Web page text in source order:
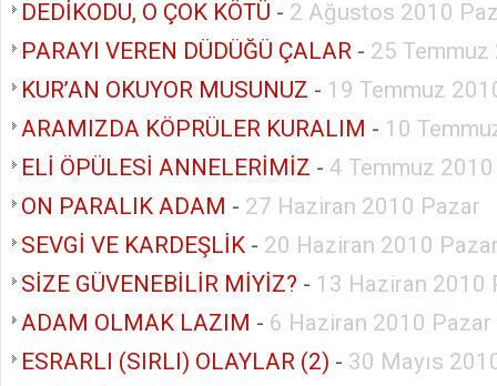
DEDİKODU, O ÇOK KÖTÜ - 2 Ağustos 2010
PARAYI VEREN DÜDÜĞÜ ÇALAR - 25
KUR’AN OKUYOR MUSUNUZ - 19 Temmuz
ARAMIZDA KÖPRÜLER KURALIM - 10
ELİ ÖPÜLESİ ANNELERİMİZ - 4 Temmuz
ON PARALIK ADAM - 27 Haziran 2010 Pazar
SEVGİ VE KARDEŞLİK - 20 Haziran 2010
SİZE GÜVENEBİLİR MİYİZ? - 13 Haziran 2010
ADAM OLMAK LAZIM - 6 Haziran 2010 Pazar
ESRARLI (SIRLI) OLAYLAR (2) - 30 Mayıs